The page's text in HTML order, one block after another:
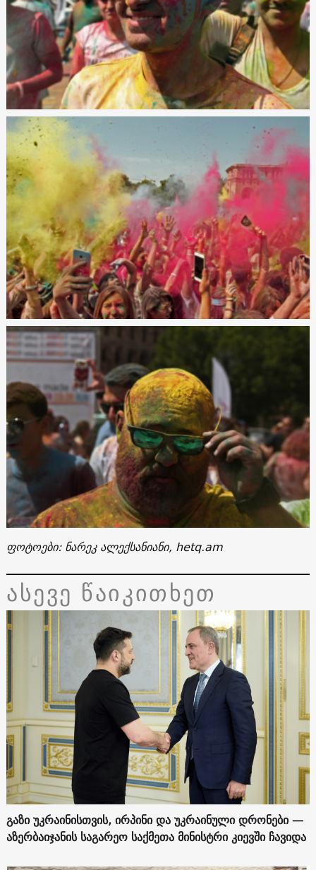
ფოტოები: ნარეკ ალექსანიანი, hetq.am
ასევე წაიკითხეთ
გაზი უკრაინისთვის, ირპინი და უკრაინული დრონები —
აზერბაიჯანის საგარეო საქმეთა მინისტრი კიევში ჩავიდა